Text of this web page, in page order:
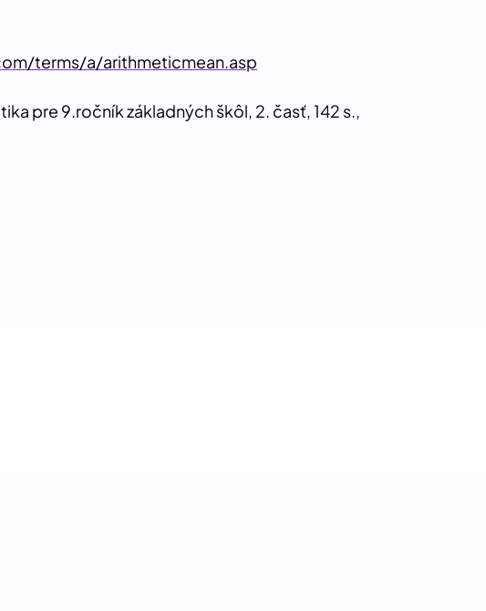
terms/a/arithmeticmean.asp
pre 9.ročník základných škôl, 2. časť, 142 s.,